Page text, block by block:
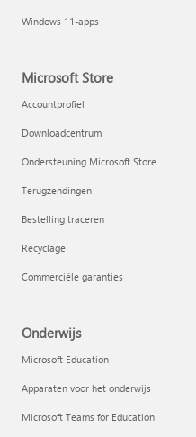
Windows 11-apps
Microsoft Store
Accountprofiel
Downloadcentrum
Ondersteuning Microsoft Store
Terugzendingen
Bestelling traceren
Recyclage
Commerciële garanties
Onderwijs
Microsoft Education
Apparaten voor het onderwijs
Microsoft Teams for Education